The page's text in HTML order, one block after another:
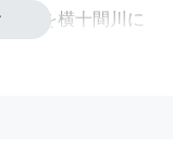
・西を横十間川 に